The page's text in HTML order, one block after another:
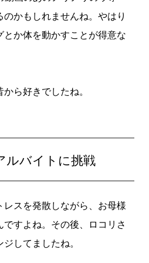
かもしれませんね。やはり
か体を動かすことが得意な
ら好きでしたね。
ルバイトに挑戦
スを発散しながら、お母様
すよね。その後、ロコリさ
してましたね。